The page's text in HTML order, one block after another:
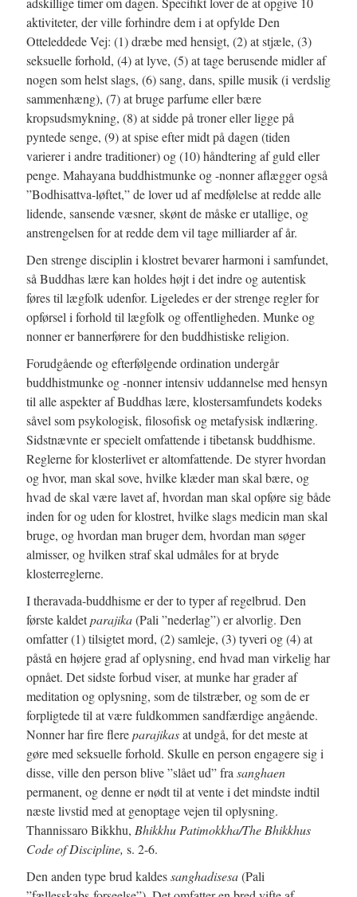
aktiviteter, der ville forhindre dem i at opfylde Den
Otteleddede Vej: (1) dræbe med hensigt, (2) at stjæle, (3)
seksuelle forhold, (4) at lyve, (5) at tage berusende midler af
nogen som helst slags, (6) sang, dans, spille musik (i verdslig
sammenhæng), (7) at bruge parfume eller bære
kropsudsmykning, (8) at sidde på troner eller ligge på
pyntede senge, (9) at spise efter midt på dagen (tiden
varierer i andre traditioner) og (10) håndtering af guld eller
penge. Mahayana buddhistmunke og -nonner aflægger også
”Bodhisattva-løftet,” de lover ud af medfølelse at redde alle
lidende, sansende væsner, skønt de måske er utallige, og
anstrengelsen for at redde dem vil tage milliarder af år.
Den strenge disciplin i klostret bevarer harmoni i samfundet,
så Buddhas lære kan holdes højt i det indre og autentisk
føres til lægfolk udenfor. Ligeledes er der strenge regler for
opførsel i forhold til lægfolk og offentligheden. Munke og
nonner er bannerførere for den buddhistiske religion.
Forudgående og efterfølgende ordination undergår
buddhistmunke og -nonner intensiv uddannelse med hensyn
til alle aspekter af Buddhas lære, klostersamfundets kodeks
såvel som psykologisk, filosofisk og metafysisk indlæring.
Sidstnævnte er specielt omfattende i tibetansk buddhisme.
Reglerne for klosterlivet er altomfattende. De styrer hvordan
og hvor, man skal sove, hvilke klæder man skal bære, og
hvad de skal være lavet af, hvordan man skal opføre sig både
inden for og uden for klostret, hvilke slags medicin man skal
bruge, og hvordan man bruger dem, hvordan man søger
almisser, og hvilken straf skal udmåles for at bryde
klosterreglerne.
I theravada-buddhisme er der to typer af regelbrud. Den
første kaldetparajika(Pali ”nederlag”) er alvorlig. Den
omfatter (1) tilsigtet mord, (2) samleje, (3) tyveri og (4) at
påstå en højere grad af oplysning, end hvad man virkelig har
opnået. Det sidste forbud viser, at munke har grader af
meditation og oplysning, som de tilstræber, og som de er
forpligtede til at være fuldkommen sandfærdige angående.
Nonner har fire flereparajikasat undgå, for det meste at
gøre med seksuelle forhold. Skulle en person engagere sig i
disse, ville den person blive ”slået ud” fra sanghaen
permanent, og denne er nødt til at vente i det mindste indtil
næste livstid med at genoptage vejen til oplysning.
Thannissaro Bikkhu, Bhikkhu Patimokkha/The Bhikkhus
Code of Discipline, s. 2-6.
Den anden type brud kaldessanghadisesa(Pali